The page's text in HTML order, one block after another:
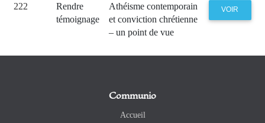
222
Rendre
témoignage
Athéisme contemporain
et conviction chrétienne
– un point de vue
VOIR
Communio
Accueil